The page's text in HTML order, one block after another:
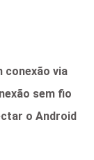
conexão via
sem fio
o Android